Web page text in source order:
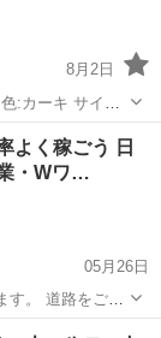
8月2日
:カーキ サイ
よく稼ごう 日
・Wワ…
05月26日
。 道路をご利
ために適切に誘